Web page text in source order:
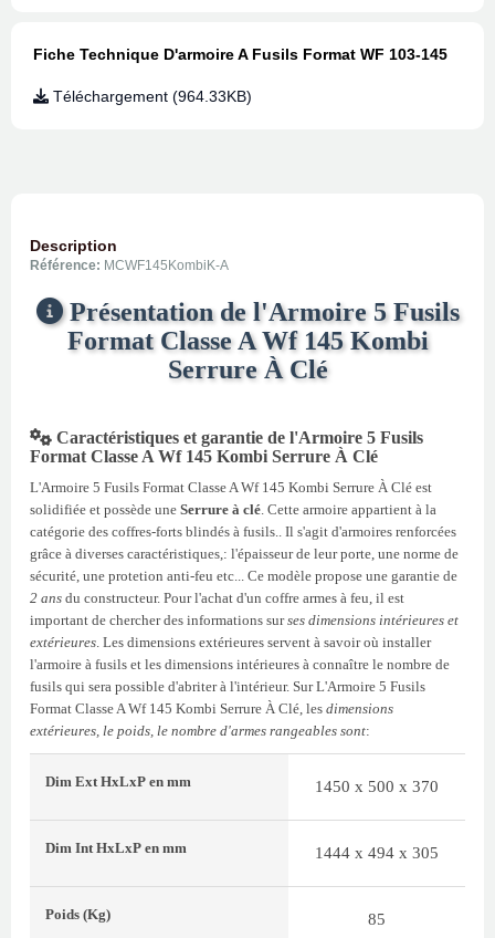
Fiche Technique D'armoire A Fusils Format WF 103-145
Téléchargement (964.33KB)
Description
Référence: MCWF145KombiK-A
Présentation de l'Armoire 5 Fusils
Format Classe A Wf 145 Kombi
Serrure À Clé
Caractéristiques et garantie de l'Armoire 5 Fusils
Format Classe A Wf 145 Kombi Serrure À Clé
L'Armoire 5 Fusils Format Classe A Wf 145 Kombi Serrure À Clé est
solidifiée et possède une Serrure à clé. Cette armoire appartient à la
catégorie des coffres-forts blindés à fusils.. Il s'agit d'armoires renforcées
grâce à diverses caractéristiques,: l'épaisseur de leur porte, une norme de
sécurité, une protetion anti-feu etc... Ce modèle propose une garantie de
2 ans du constructeur. Pour l'achat d'un coffre armes à feu, il est
important de chercher des informations surses dimensions intérieures et
extérieures. Les dimensions extérieures servent à savoir où installer
l'armoire à fusils et les dimensions intérieures à connaître le nombre de
fusils qui sera possible d'abriter à l'intérieur. Sur L'Armoire 5 Fusils
Format Classe A Wf 145 Kombi Serrure À Clé, les dimensions
extérieures, le poids, le nombre d'armes rangeables sont:
Dim Ext HxLxP en mm 1450 x 500 x 370
Dim Int HxLxP en mm 1444 x 494 x 305
Poids (Kg) 85